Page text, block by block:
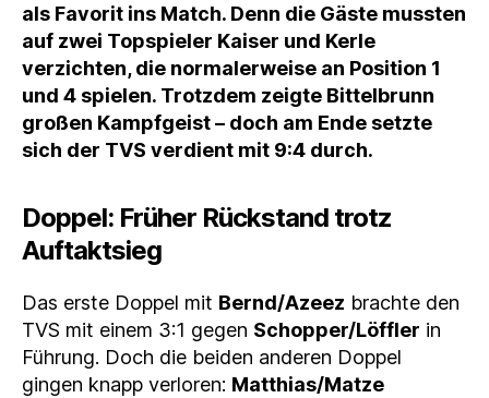
als Favorit ins Match. Denn die Gäste mussten
auf zwei Topspieler Kaiser und Kerle
verzichten, die normalerweise an Position 1
und 4 spielen. Trotzdem zeigte Bittelbrunn
großen Kampfgeist – doch am Ende setzte
sich der TVS verdient mit 9:4 durch.
Doppel: Früher Rückstand trotz
Auftaktsieg
Das erste Doppel mit Bernd/Azeez brachte den
TVS mit einem 3:1 gegen Schopper/Löffler in
Führung. Doch die beiden anderen Doppel
gingen knapp verloren: Matthias/Matze